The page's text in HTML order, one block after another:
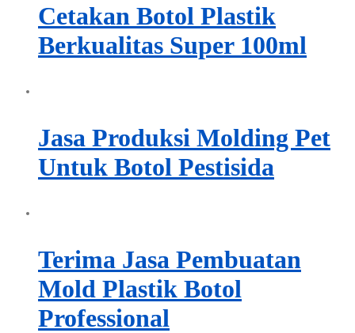
Cetakan Botol Plastik
Berkualitas Super 100ml
Jasa Produksi Molding Pet
Untuk Botol Pestisida
Terima Jasa Pembuatan
Mold Plastik Botol
Professional